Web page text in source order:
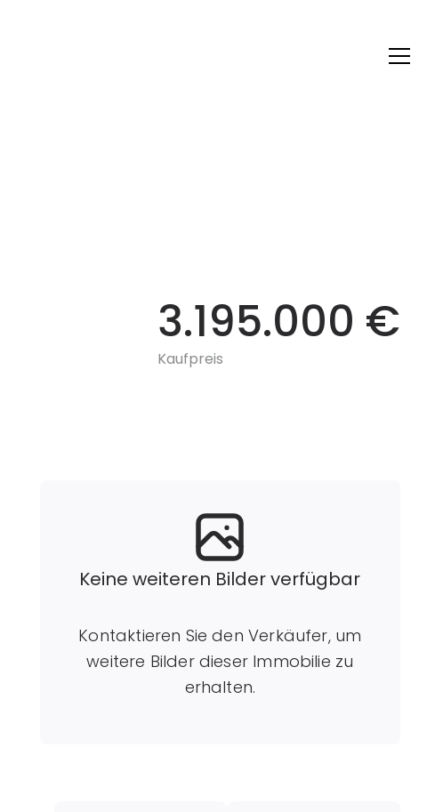
3.195.000 €
Kaufpreis
Keine weiteren Bilder verfügbar
Kontaktieren Sie den Verkäufer, um
weitere Bilder dieser Immobilie zu
erhalten.